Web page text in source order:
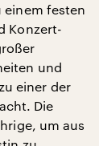
festen
Konzert-
und
einer der
Die
um aus